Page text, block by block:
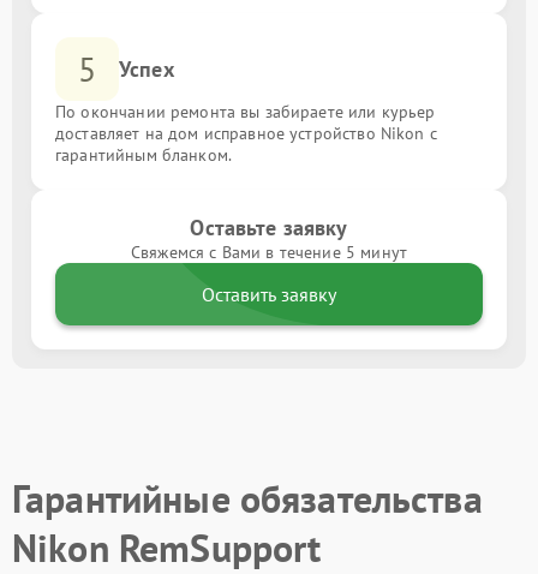
5 Успех
По окончании ремонта вы забираете или курьер
доставляет на дом исправное устройство Nikon с
гарантийным бланком.
Оставьте заявку
Свяжемся с Вами в течение 5 минут
Оставить заявку
Гарантийные обязательства
Nikon RemSupport